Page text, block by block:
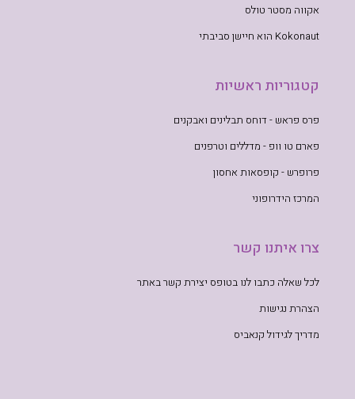
אקווה מסטר טולס
Kokonaut הוא חיישן סביבתי
קטגוריות ראשיות
פרס פראש - דוחס תבלינים ואבקנים
פארם טו וופ - מדללים וטרפנים
פרופרש - קופסאות אחסון
המרכז הידרופוני
צרו איתנו קשר
לכל שאלה כתבו לנו בטופס יצירת קשר באתר
הצהרת נגישות
מדריך לגידול קנאביס